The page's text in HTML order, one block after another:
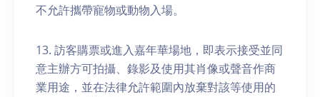
不允許攜帶寵物或動物入場。
13. 訪客購票或進入嘉年華場地，即表示接受並同
意主辦方可拍攝、錄影及使用其肖像或聲音作商
業用途，並在法律允許範圍內放棄對該等使用的